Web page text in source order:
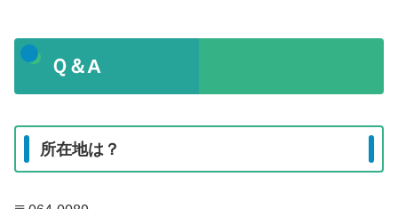
Ｑ＆A
所在地は？